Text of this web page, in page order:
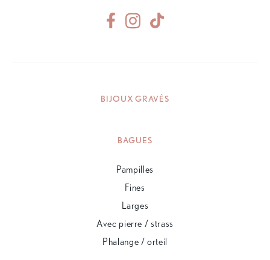
BIJOUX GRAVÉS
BAGUES
Pampilles
Fines
Larges
Avec pierre / strass
Phalange / orteil